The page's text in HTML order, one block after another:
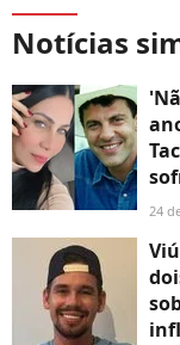
Notícias
24